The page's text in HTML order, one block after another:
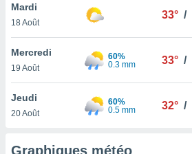
que
et que
Mardi
18 Août
33° /
Mercredi
19 Août
60%
0.3 mm
33° /
Jeudi
20 Août
60%
0.5 mm
32° /
Graphiques météo